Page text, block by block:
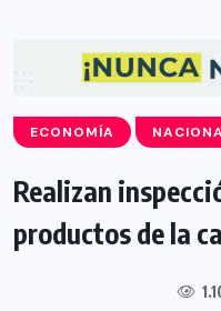
ECONOMÍA
Realizan
productos de la